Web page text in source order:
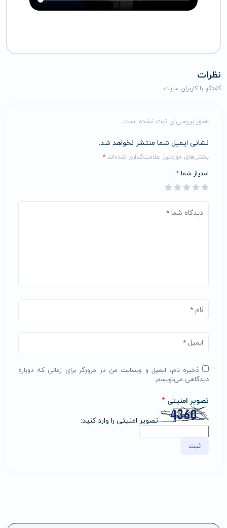
نظرات
گفتگو با کاربران سایت
هنوز بررسی‌ای ثبت نشده است.
نشانی ایمیل شما منتشر نخواهد شد.
بخش‌های موردنیاز علامت‌گذاری شده‌اند *
امتیاز شما *
ذخیره نام، ایمیل و وبسایت من در مرورگر برای زمانی که دوباره
دیدگاهی می‌نویسم.
تصویر امنیتی *
تصویر امنیتی را وارد کنید: